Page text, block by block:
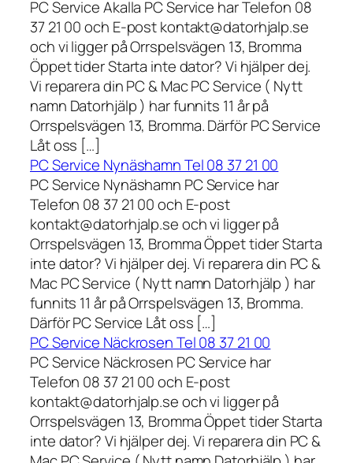
PC Service Akalla PC Service har Telefon 08
37 21 00 och E-post kontakt@datorhjalp.se
och vi ligger på Orrspelsvägen 13, Bromma
Öppet tider Starta inte dator? Vi hjälper dej.
Vi reparera din PC & Mac PC Service ( Nytt
namn Datorhjälp ) har funnits 11 år på
Orrspelsvägen 13, Bromma. Därför PC Service
Låt oss […]
PC Service Nynäshamn Tel 08 37 21 00
PC Service Nynäshamn PC Service har
Telefon 08 37 21 00 och E-post
kontakt@datorhjalp.se och vi ligger på
Orrspelsvägen 13, Bromma Öppet tider Starta
inte dator? Vi hjälper dej. Vi reparera din PC &
Mac PC Service ( Nytt namn Datorhjälp ) har
funnits 11 år på Orrspelsvägen 13, Bromma.
Därför PC Service Låt oss […]
PC Service Näckrosen Tel 08 37 21 00
PC Service Näckrosen PC Service har
Telefon 08 37 21 00 och E-post
kontakt@datorhjalp.se och vi ligger på
Orrspelsvägen 13, Bromma Öppet tider Starta
inte dator? Vi hjälper dej. Vi reparera din PC &